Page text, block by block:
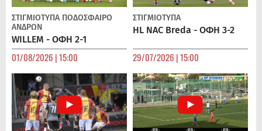
ΣΤΙΓΜΙΟΤΥΠΑ ΠΟΔΌΣΦΑΙΡΟ
ΑΝΔΡΏΝ
WILLEM - ΟΦΗ 2-1
01/08/2026 | 15:00
ΣΤΙΓΜΙΟΤΥΠΑ
HL NAC Breda - ΟΦΗ 3-2
29/07/2026 | 15:00